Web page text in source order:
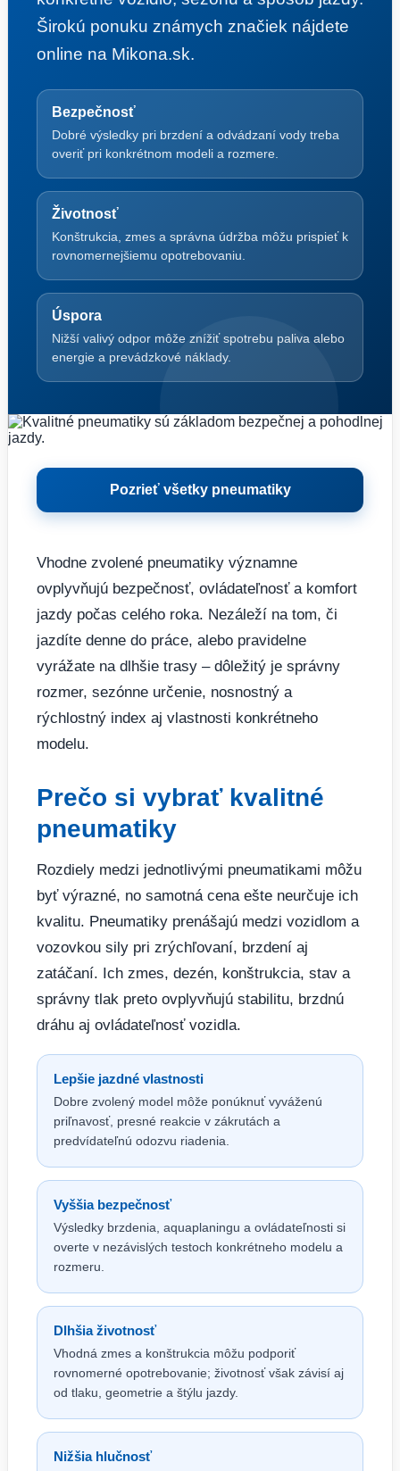
Širokú ponuku známych značiek nájdete
online na Mikona.sk.
Bezpečnosť
Dobré výsledky pri brzdení a odvádzaní vody treba
overiť pri konkrétnom modeli a rozmere.
Životnosť
Konštrukcia, zmes a správna údržba môžu prispieť k
rovnomernejšiemu opotrebovaniu.
Úspora
Nižší valivý odpor môže znížiť spotrebu paliva alebo
energie a prevádzkové náklady.
Pozrieť všetky pneumatiky
Vhodne zvolené pneumatiky významne
ovplyvňujú bezpečnosť, ovládateľnosť a komfort
jazdy počas celého roka. Nezáleží na tom, či
jazdíte denne do práce, alebo pravidelne
vyrážate na dlhšie trasy – dôležitý je správny
rozmer, sezónne určenie, nosnostný a
rýchlostný index aj vlastnosti konkrétneho
modelu.
Prečo si vybrať kvalitné
pneumatiky
Rozdiely medzi jednotlivými pneumatikami môžu
byť výrazné, no samotná cena ešte neurčuje ich
kvalitu. Pneumatiky prenášajú medzi vozidlom a
vozovkou sily pri zrýchľovaní, brzdení aj
zatáčaní. Ich zmes, dezén, konštrukcia, stav a
správny tlak preto ovplyvňujú stabilitu, brzdnú
dráhu aj ovládateľnosť vozidla.
Lepšie jazdné vlastnosti
Dobre zvolený model môže ponúknuť vyváženú
priľnavosť, presné reakcie v zákrutách a
predvídateľnú odozvu riadenia.
Vyššia bezpečnosť
Výsledky brzdenia, aquaplaningu a ovládateľnosti si
overte v nezávislých testoch konkrétneho modelu a
rozmeru.
Dlhšia životnosť
Vhodná zmes a konštrukcia môžu podporiť
rovnomerné opotrebovanie; životnosť však závisí aj
od tlaku, geometrie a štýlu jazdy.
Nižšia hlučnosť